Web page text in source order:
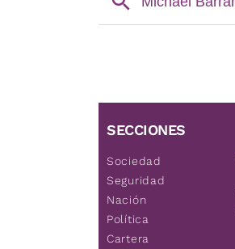
SECCIONES
Sociedad
Seguridad
Nación
Política
Cartera